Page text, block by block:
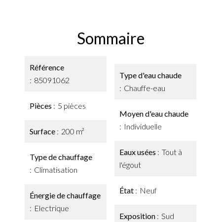
Sommaire
Référence
85091062
Pièces 5 pièces
Surface 200 m²
Type de chauffage
Climatisation
Énergie de chauffage
Electrique
Type d'eau chaude
Chauffe-eau
Moyen d'eau chaude
Individuelle
Eaux usées
Tout à
l'égout
État Neuf
Exposition Sud